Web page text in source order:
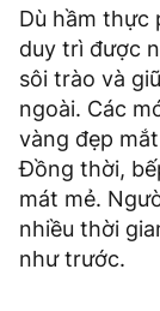
Dù hầm thực
duy trì được
sôi trào và
ngoài. Các
vàng đẹp
Đồng thời,
mát mẻ.
nhiều thời
như trước.